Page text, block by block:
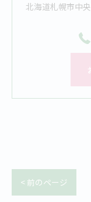
北海道札幌市中
< 前のページ